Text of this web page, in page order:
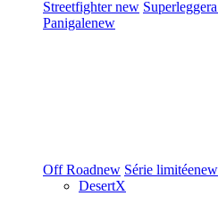
Streetfighternew Superleggera
Panigalenew
Off Roadnew Série limitéenew
DesertX